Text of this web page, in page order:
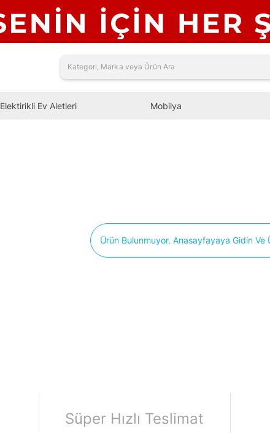
Elektirikli Ev Aletleri Mobilya
Ürün Bulunmuyor. Anasayfayaya Gidin Ve
Süper Hızlı Teslimat